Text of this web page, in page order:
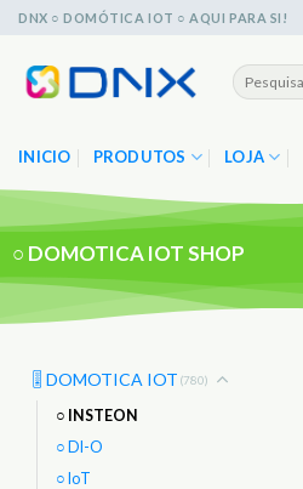
Skip
content
DNX ○ DOMÓTICA IOT ○ AQUI PARA SI!
Pesquisar
por:
INICIO PRODUTOS LOJA
○ DOMOTICA IOT SHOP
🎚️ DOMOTICA IOT (780)
○ INSTEON
○ DI-O
○ IoT